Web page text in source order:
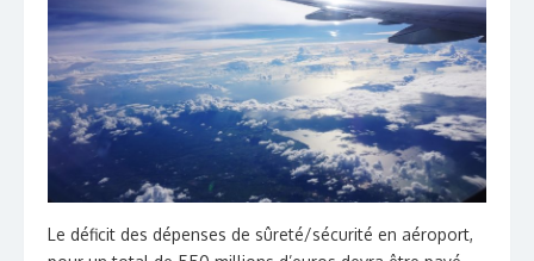
Le déficit des dépenses de sûreté/sécurité en aéroport,